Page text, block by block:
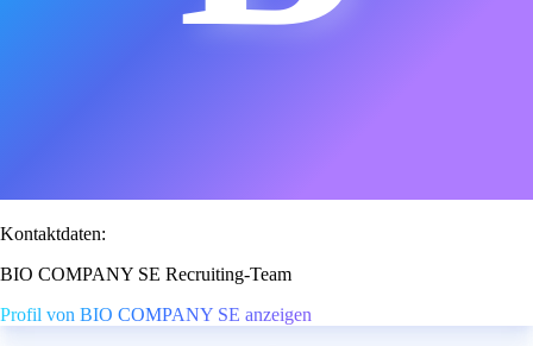
Kontaktdaten:
BIO COMPANY SE Recruiting-Team
Profil von BIO COMPANY SE anzeigen